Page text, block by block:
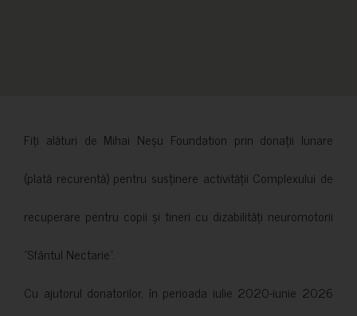
Fiți alături de Mihai Neșu Foundation prin donații lunare
(plată recurentă) pentru susținere activității Complexului de
recuperare pentru copii și tineri cu dizabilități neuromotorii
”Sfântul Nectarie”.
Cu ajutorul donatorilor, în perioada iulie 2020-iunie 2026